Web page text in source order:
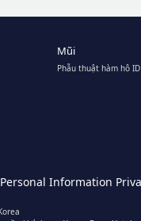
Mũi
Phẫu thuật hàm hô ID
Personal Information